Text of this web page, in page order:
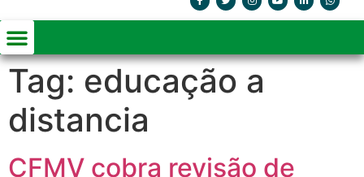
Tag: educação a
distancia
CFMV cobra revisão de